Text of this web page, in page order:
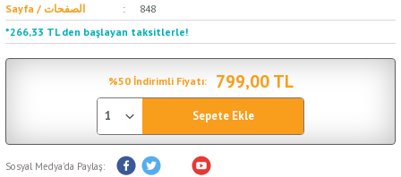
Sayfa / الصفحات
848
*266,33 TL den başlayan taksitlerle!
%50 İndirimli Fiyatı: 799,00 TL
Sepete Ekle
Sosyal Medya'da Paylaş: